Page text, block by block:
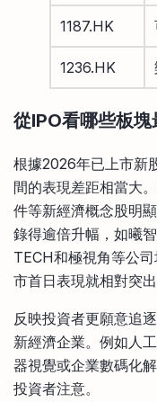
1187.HK
1236.HK
從IPO看哪些板塊
根據2026年已上市新
間的表現差距相當大
件等新經濟概念股明
錄得逾倍升幅，如曦
TECH和極視角等公
市首日表現就相對突出
反映投資者更願意追
新經濟企業。例如人
器視覺或企業數碼化
投資者注意。